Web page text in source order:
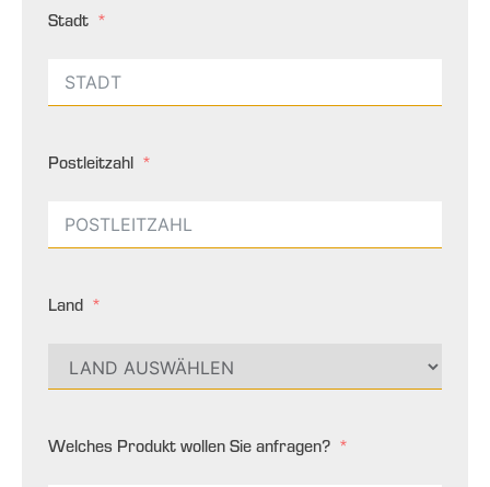
Stadt
Postleitzahl
Land
Welches Produkt wollen Sie anfragen?